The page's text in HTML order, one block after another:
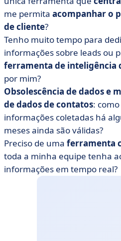
me permita acompanhar o
de cliente?
Tenho muito tempo para
informações sobre leads ou
ferramenta de inteligência
por mim?
Obsolescência de dados e
de dados de contatos:
informações coletadas há
meses ainda são válidas?
Preciso de uma ferramenta
toda a minha equipe tenha
informações em tempo real?